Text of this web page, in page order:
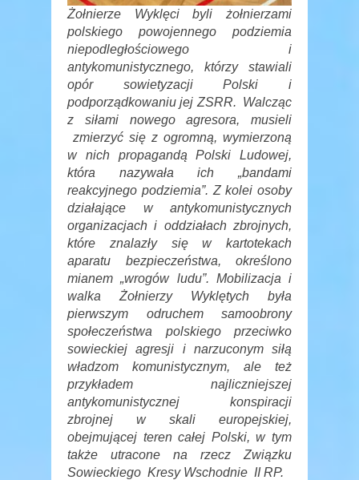
Żołnierze Wyklęci byli żołnierzami
polskiego powojennego podziemia
niepodległościowego i
antykomunistycznego, którzy stawiali
opór sowietyzacji Polski i
podporządkowaniu jej ZSRR. Walcząc
z siłami nowego agresora, musieli
zmierzyć się z ogromną, wymierzoną
w nich propagandą Polski Ludowej,
która nazywała ich „bandami
reakcyjnego podziemia”. Z kolei osoby
działające w antykomunistycznych
organizacjach i oddziałach zbrojnych,
które znalazły się w kartotekach
aparatu bezpieczeństwa, określono
mianem „wrogów ludu”. Mobilizacja i
walka Żołnierzy Wyklętych była
pierwszym odruchem samoobrony
społeczeństwa polskiego przeciwko
sowieckiej agresji i narzuconym siłą
władzom komunistycznym, ale też
przykładem najliczniejszej
antykomunistycznej konspiracji
zbrojnej w skali europejskiej,
obejmującej teren całej Polski, w tym
także utracone na rzecz Związku
Sowieckiego Kresy Wschodnie II RP.